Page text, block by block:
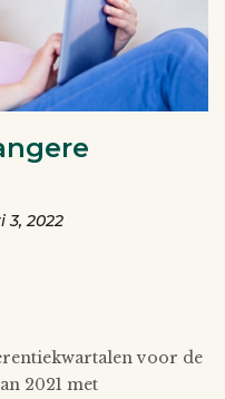
3, 2022
voor de
2021 met